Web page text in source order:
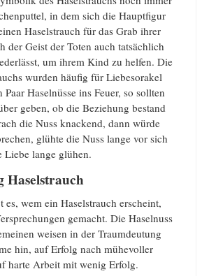
in dem sich die Hauptfigur
Haselstrauch für das Grab ihrer
der Geist der Toten auch tatsächlich
um ihrem Kind zu helfen. Die
wurden häufig für Liebesorakel
Haselnüsse ins Feuer, so sollten
geben, ob die Beziehung bestand
die Nuss knackend, dann würde
glühte die Nuss lange vor sich
lange glühen.
Haselstrauch
es, wem ein Haselstrauch erscheint,
gemacht. Die Haselnuss
weisen in der Traumdeutung
hin, auf Erfolg nach mühevoller
harte Arbeit mit wenig Erfolg.